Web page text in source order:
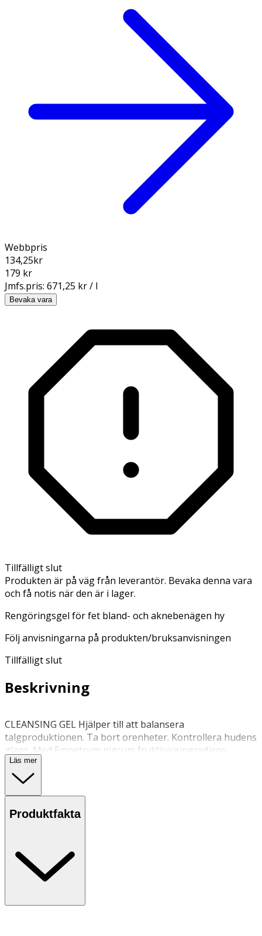
Webbpris
134,25kr
179 kr
Jmfs.pris: 671,25 kr / l
Bevaka vara
Tillfälligt slut
Produkten är på väg från leverantör. Bevaka denna vara
och få notis när den är i lager.
Rengöringsgel för fet bland- och aknebenägen hy
Följ anvisningarna på produkten/bruksanvisningen
Tillfälligt slut
Beskrivning
CLEANSING GEL Hjälper till att balansera
talgproduktionen. Ta bort orenheter. Kontrollera hudens
glans. Med Empetrum nigrum fruktjuiceingrediens,
hjälper den till att lätta upp akne och lugnar huden.
Följ anvisningarna på produkten
Läs mer
Produktfakta